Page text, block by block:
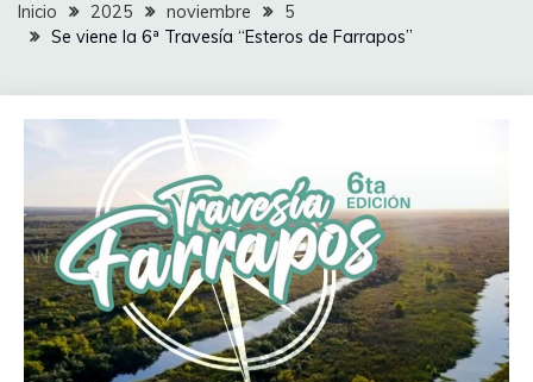
Inicio 2025 noviembre
5
Se viene la 6ª Travesía “Esteros de Farrapos”